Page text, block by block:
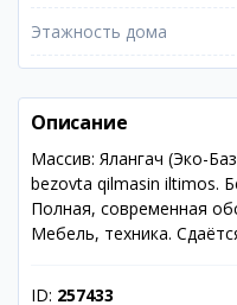
Этажность дома
Описание
Массив: Ялангач (Эко-
bezovta qilmasin iltimos.
Полная, современная
Мебель, техника.
ID: 257433